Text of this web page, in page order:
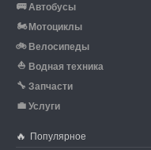
🚌 Автобусы
🏍 Мотоциклы
🚲 Велосипеды
⛵ Водная техника
🔧 Запчасти
💼 Услуги
🔥 Популярное